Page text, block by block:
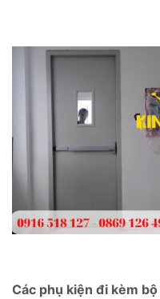
Các phụ kiện đi kèm bộ